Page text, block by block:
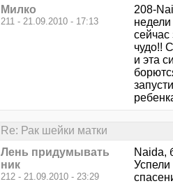
Милко
211 - 21.09.2010 - 17:13
208-
чудо!!
и эта
Re: Рак шейки матки
Лень придумывать
ник
212 - 21.09.2010 - 23:29
Naida,